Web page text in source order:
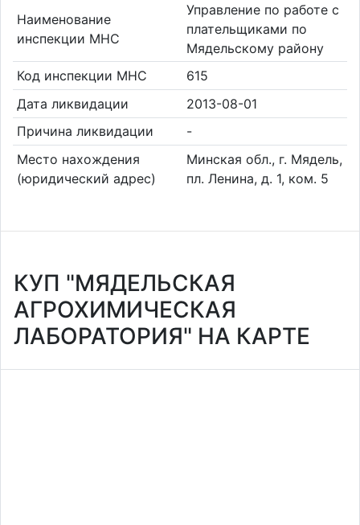
Наименование
инспекции МНС
Управление по работе с
плательщиками по
Мядельскому району
Код инспекции МНС
615
Дата ликвидации
2013-08-01
Причина ликвидации
-
Место нахождения
(юридический адрес)
Минская обл., г. Мядель,
пл. Ленина, д. 1, ком. 5
КУП "МЯДЕЛЬСКАЯ
АГРОХИМИЧЕСКАЯ
ЛАБОРАТОРИЯ" НА КАРТЕ